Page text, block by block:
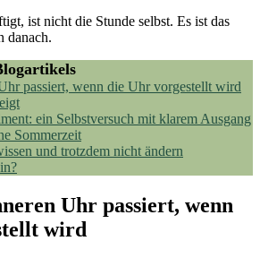
ist nicht die Stunde selbst. Es ist das
danach.
passiert, wenn die Uhr vorgestellt wird
ein Selbstversuch mit klarem Ausgang
Sommerzeit
und trotzdem nicht ändern
Uhr passiert, wenn
wird